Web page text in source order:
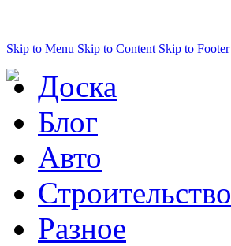
Skip to Menu Skip to Content Skip to Footer
Доска
Блог
Авто
Строительство
Разное